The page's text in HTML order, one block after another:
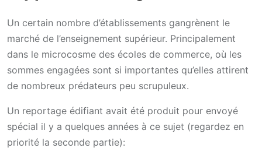
Un certain nombre d’établissements gangrènent le
marché de l’enseignement supérieur. Principalement
dans le microcosme des écoles de commerce, où les
sommes engagées sont si importantes qu’elles attirent
de nombreux prédateurs peu scrupuleux.
Un reportage édifiant avait été produit pour envoyé
spécial il y a quelques années à ce sujet (regardez en
priorité la seconde partie):